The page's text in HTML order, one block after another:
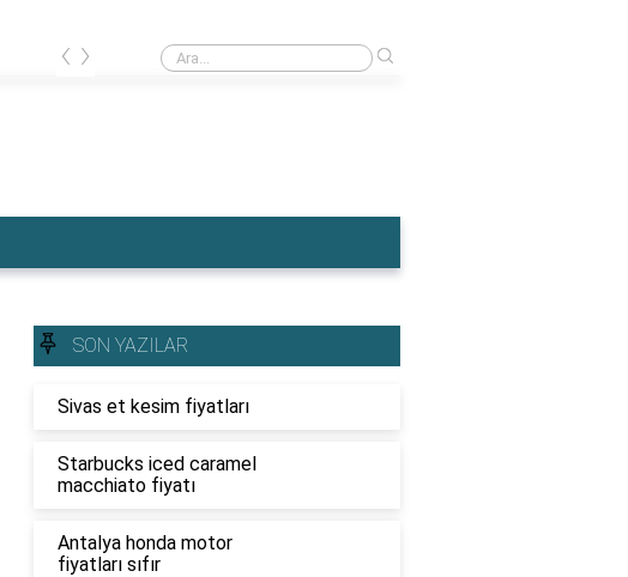
Ahşap traktör fiyatları
‹ ›
SON YAZILAR
Sivas et kesim fiyatları
Starbucks iced caramel
macchiato fiyatı
Antalya honda motor
fiyatları sıfır